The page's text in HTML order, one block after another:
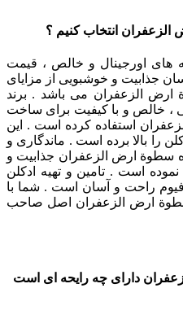
انتخاب کنیم ؟
های اورجینال و خالص ، قیمت
جذابیت و خوشبویی از مزایای
الزعفران می باشد . برند
، خالص و با کیفیت برای ساخت
استفاده کرده است . این
را بالا برده است . ماندگاری و
سطوة ارض الزعفران جذابیت و
است . تامین و تهیه ادکلن
راحت و آسان است . شما با
ارض الزعفران اصل صاحب
دارای چه رایحه ای است